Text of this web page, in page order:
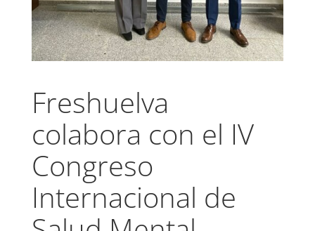
Freshuelva
colabora con el IV
Congreso
Internacional de